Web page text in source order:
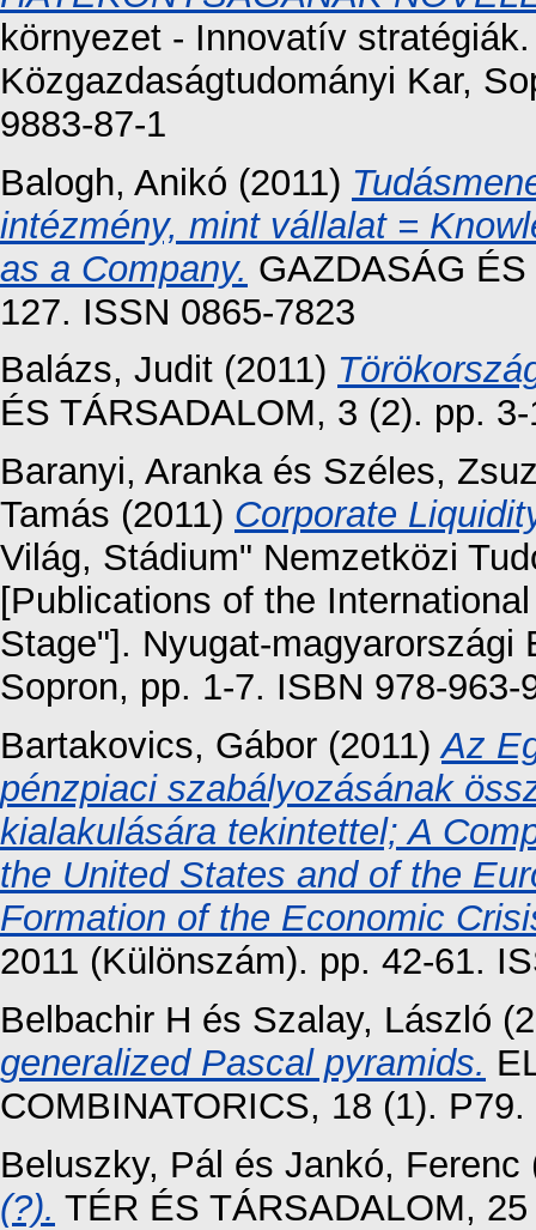
környezet - Innovatív
Közgazdaságtudományi Kar,
9883-87-1
Balogh, Anikó (2011)
intézmény, mint vállalat =
as a Company. GAZDASÁG
127. ISSN 0865-7823
Balázs, Judit (2011)
ÉS TÁRSADALOM, 3 (2). pp.
Baranyi, Arankaés Széles,
Tamás (2011) Corporate
Világ, Stádium" Nemzetközi
[Publications of the
Stage"]. Nyugat-magyarországi
Sopron, pp. 1-7. ISBN 978-963-
Bartakovics, Gábor (2011)Az
pénzpiaci szabályozásának
kialakulására tekintettel; A
the United States and of the
Formation of the Economic
2011 (Különszám). pp. 42-61.
Belbachir H és Szalay, László
generalized Pascal pyramids.
COMBINATORICS, 18 (1).
Beluszky, Pál és Jankó, Ferenc
(?). TÉR ÉS TÁRSADALOM,